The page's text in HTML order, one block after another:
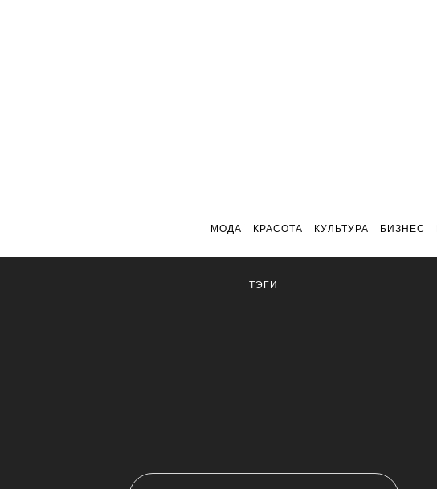
МОДА КРАСОТА КУЛЬТУРА БИЗНЕС
ТЭГИ